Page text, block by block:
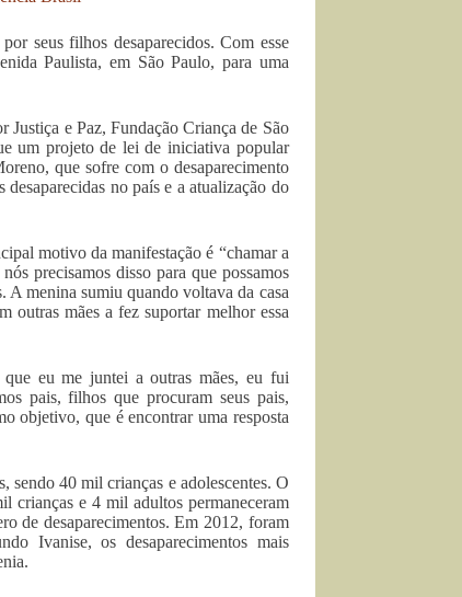
seus filhos desaparecidos. Com esse
Paulista, em São Paulo, para uma
e Paz, Fundação Criança de São
um projeto de lei de iniciativa popular
que sofre com o desaparecimento
desaparecidas no país e a atualização do
motivo da manifestação é “chamar a
precisamos disso para que possamos
A menina sumiu quando voltava da casa
outras mães a fez suportar melhor essa
eu me juntei a outras mães, eu fui
pais, filhos que procuram seus pais,
objetivo, que é encontrar uma resposta
sendo 40 mil crianças e adolescentes. O
crianças e 4 mil adultos permaneceram
de desaparecimentos. Em 2012, foram
Ivanise, os desaparecimentos mais